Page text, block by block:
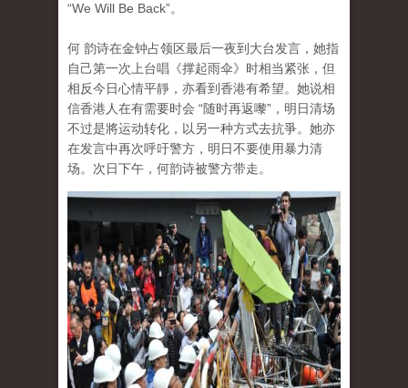
“We Will Be Back”。
何 韵诗在金钟占领区最后一夜到大台发言，她指
自己第一次上台唱《撑起雨伞》时相当紧张，但
相反今日心情平靜，亦看到香港有希望。她说相
信香港人在有需要时会 “随时再返嚟”，明日清场
不过是將运动转化，以另一种方式去抗爭。她亦
在发言中再次呼吁警方，明日不要使用暴力清
场。次日下午，何韵诗被警方带走。